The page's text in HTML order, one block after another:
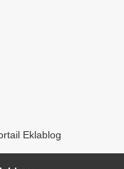
Eklablog